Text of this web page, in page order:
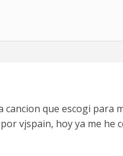
cancion que escogi para
vjspain, hoy ya me